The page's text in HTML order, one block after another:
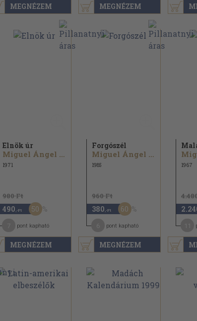
MEGNÉZEM MEGNÉZEM
MEGNÉZEM
Elnök úr
Miguel Ángel Asturias
1971
980 Ft
490 ,-Ft 50
pont kapható
MEGNÉZEM
Forgószél
Miguel Ángel Asturias
1985
960 Ft
380 ,-Ft 60
pont kapható
1967